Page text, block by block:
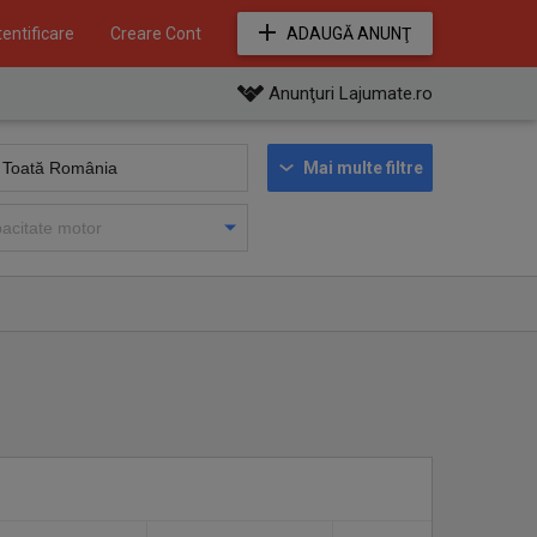
Creare Cont ADAUGĂ ANUNŢ
Anunţuri Lajumate.ro
Mai multe filtre